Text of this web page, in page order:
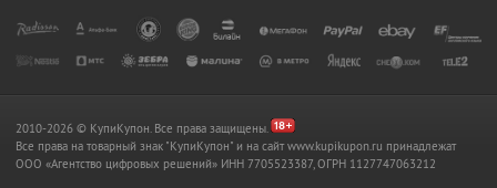
2010-2026 © КупиКупон. Все права защищены.
Все права на товарный знак "КупиКупон" и на сайт www.kupikupon.ru принадлежат
OOO «Агентство цифровых решений» ИНН 7705523387, ОГРН 1127747063212